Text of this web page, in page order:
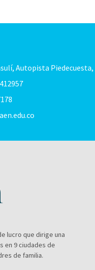
Autopista
lucro que dirige una
en 9 ciudades de
de familia.